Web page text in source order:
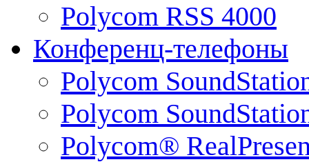
Polycom RSS 4000
Конференц-телефоны
Polycom
Polycom
Polycom®